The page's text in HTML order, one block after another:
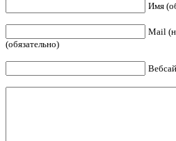
Имя
Mail
(обязательно)